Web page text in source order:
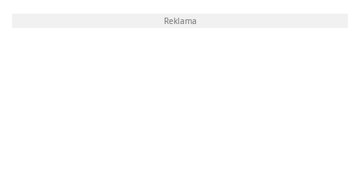
Reklama